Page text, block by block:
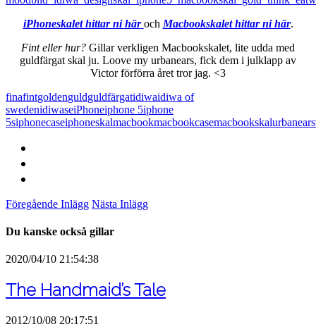
iPhoneskalet hittar ni här och Macbookskalet hittar ni här.
Fint eller hur? Gillar verkligen Macbookskalet, lite udda med
guldfärgat skal ju. Loove my urbanears, fick dem i julklapp av
Victor förförra året tror jag. <3
finafintgoldenguldguldfärgatidiwaidiwa of
swedenidiwaseiPhoneiphone 5iphone
5siphonecaseiphoneskalmacbookmacbookcasemacbookskalurbanears
Föregående Inlägg Nästa Inlägg
Du kanske också gillar
2020/04/10 21:54:38
The Handmaid’s Tale
2012/10/08 20:17:51